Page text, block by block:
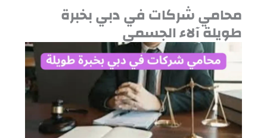
محامي شركات في دبي بخبرة
طويلة آلاء الجسمي